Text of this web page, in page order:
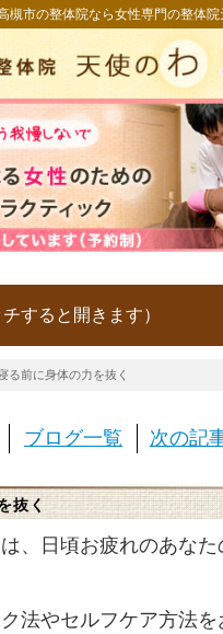
槻市の整体院なら女性専門の整体
すると開きます）
る前に身体の力を抜く
ブログ一覧 次の記
抜く
、日頃お疲れのあなた
法やセルフケア方法を